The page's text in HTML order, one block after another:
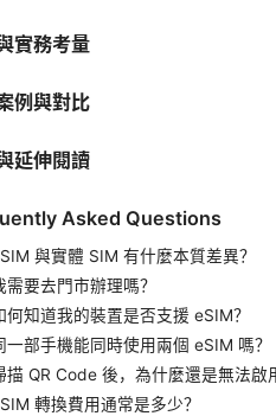
實務考量
例與對比
延伸閱讀
Asked Questions
與實體 SIM 有什麼本質差異？
需要去門市辦理嗎？
何知道我的裝置是否支援 eSIM？
一部手機能同時使用兩個 eSIM 嗎？
描 QR Code 後，為什麼還是無法啟
轉換費用通常是多少？